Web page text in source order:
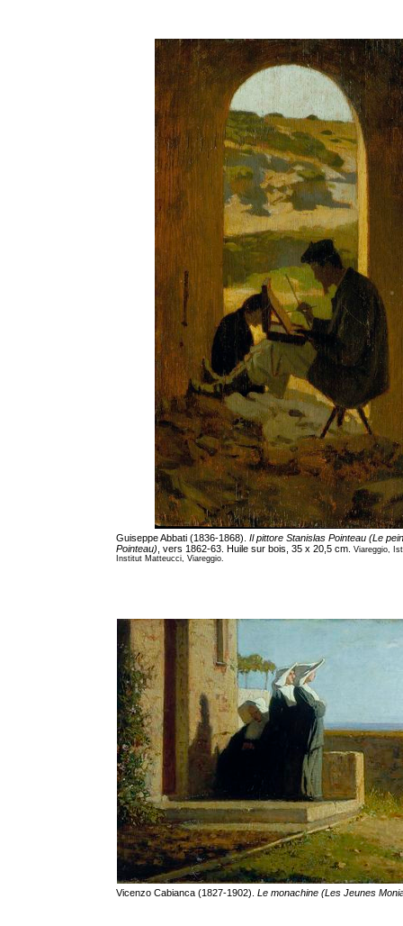
Guiseppe Abbati (1836-1868). Il pittore Stanislas Pointeau (Le
Pointeau) , vers 1862-63. Huile sur bois, 35 x 20,5 cm. Viareggio,
Institut Matteucci, Viareggio.
Vicenzo Cabianca (1827-1902). Le monachine (Les Jeunes